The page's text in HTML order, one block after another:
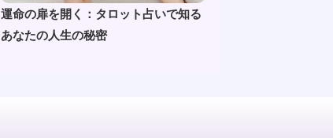
運命の扉を開く：タロット占いで知る
あなたの人生の秘密